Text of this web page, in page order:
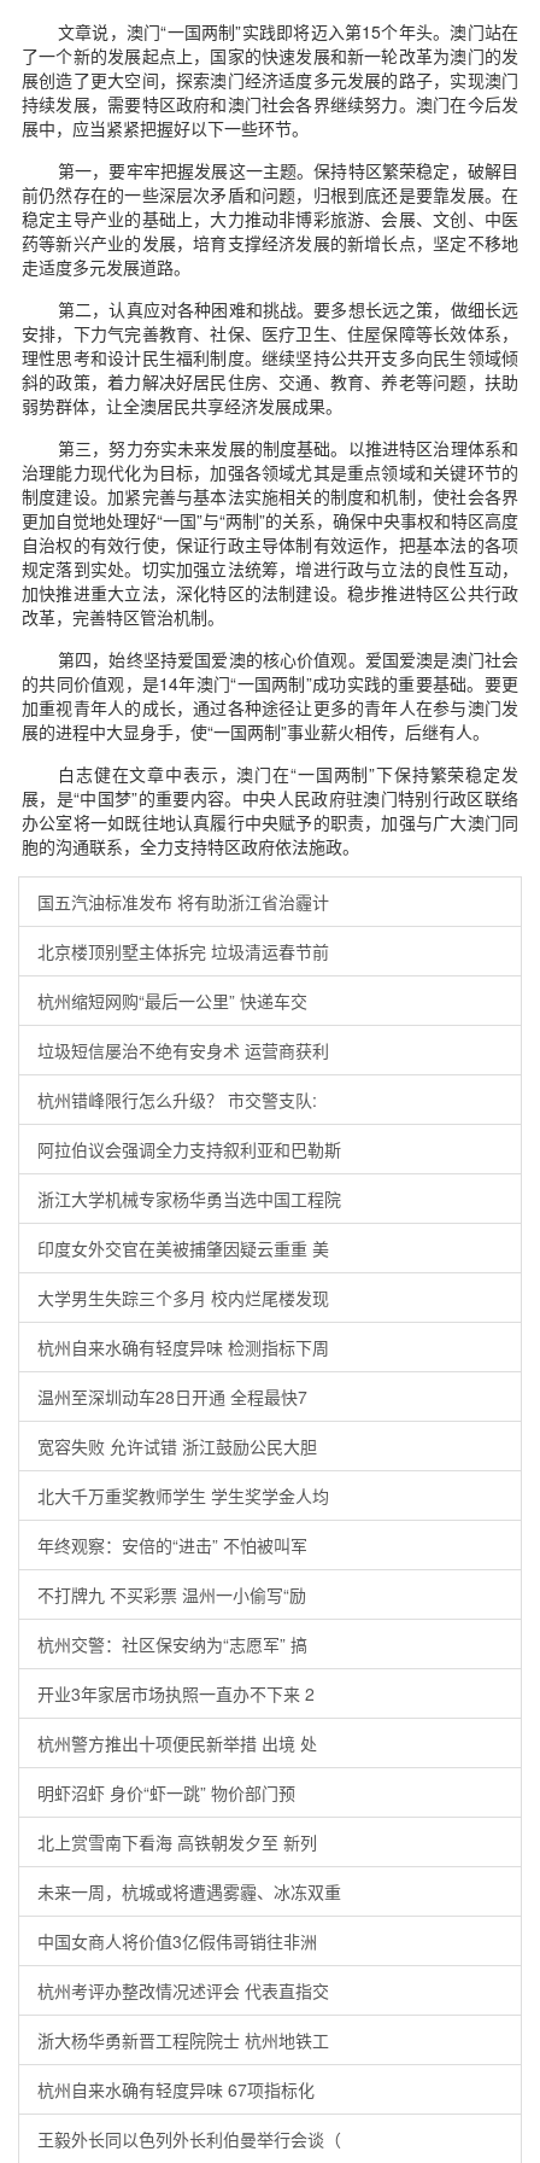
文章说，澳门“一国两制”实践即将迈入第15个年头。澳门站在
了一个新的发展起点上，国家的快速发展和新一轮改革为澳门的发
展创造了更大空间，探索澳门经济适度多元发展的路子，实现澳门
持续发展，需要特区政府和澳门社会各界继续努力。澳门在今后发
展中，应当紧紧把握好以下一些环节。
第一，要牢牢把握发展这一主题。保持特区繁荣稳定，破解目
前仍然存在的一些深层次矛盾和问题，归根到底还是要靠发展。在
稳定主导产业的基础上，大力推动非博彩旅游、会展、文创、中医
药等新兴产业的发展，培育支撑经济发展的新增长点，坚定不移地
走适度多元发展道路。
第二，认真应对各种困难和挑战。要多想长远之策，做细长远
安排，下力气完善教育、社保、医疗卫生、住屋保障等长效体系，
理性思考和设计民生福利制度。继续坚持公共开支多向民生领域倾
斜的政策，着力解决好居民住房、交通、教育、养老等问题，扶助
弱势群体，让全澳居民共享经济发展成果。
第三，努力夯实未来发展的制度基础。以推进特区治理体系和
治理能力现代化为目标，加强各领域尤其是重点领域和关键环节的
制度建设。加紧完善与基本法实施相关的制度和机制，使社会各界
更加自觉地处理好“一国”与“两制”的关系，确保中央事权和特区高度
自治权的有效行使，保证行政主导体制有效运作，把基本法的各项
规定落到实处。切实加强立法统筹，增进行政与立法的良性互动，
加快推进重大立法，深化特区的法制建设。稳步推进特区公共行政
改革，完善特区管治机制。
第四，始终坚持爱国爱澳的核心价值观。爱国爱澳是澳门社会
的共同价值观，是14年澳门“一国两制”成功实践的重要基础。要更
加重视青年人的成长，通过各种途径让更多的青年人在参与澳门发
展的进程中大显身手，使“一国两制”事业薪火相传，后继有人。
白志健在文章中表示，澳门在“一国两制”下保持繁荣稳定发
展，是“中国梦”的重要内容。中央人民政府驻澳门特别行政区联络
办公室将一如既往地认真履行中央赋予的职责，加强与广大澳门同
胞的沟通联系，全力支持特区政府依法施政。
国五汽油标准发布 将有助浙江省治霾计
北京楼顶别墅主体拆完 垃圾清运春节前
杭州缩短网购“最后一公里” 快递车交
垃圾短信屡治不绝有安身术 运营商获利
杭州错峰限行怎么升级？ 市交警支队:
阿拉伯议会强调全力支持叙利亚和巴勒斯
浙江大学机械专家杨华勇当选中国工程院
印度女外交官在美被捕肇因疑云重重 美
大学男生失踪三个多月 校内烂尾楼发现
杭州自来水确有轻度异味 检测指标下周
温州至深圳动车28日开通 全程最快7
宽容失败 允许试错 浙江鼓励公民大胆
北大千万重奖教师学生 学生奖学金人均
年终观察：安倍的“进击” 不怕被叫军
不打牌九 不买彩票 温州一小偷写“励
杭州交警：社区保安纳为“志愿军” 搞
开业3年家居市场执照一直办不下来 2
杭州警方推出十项便民新举措 出境 处
明虾沼虾 身价“虾一跳” 物价部门预
北上赏雪南下看海 高铁朝发夕至 新列
未来一周，杭城或将遭遇雾霾、冰冻双重
中国女商人将价值3亿假伟哥销往非洲
杭州考评办整改情况述评会 代表直指交
浙大杨华勇新晋工程院院士 杭州地铁工
杭州自来水确有轻度异味 67项指标化
王毅外长同以色列外长利伯曼举行会谈（